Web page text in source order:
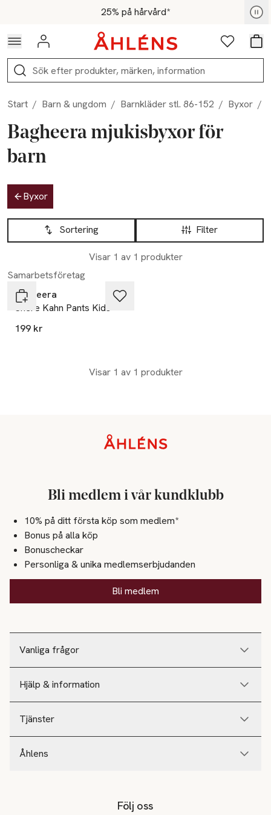
Hoppa till navigationsmenyn25% på hårvård*
För medlemmar - Shoppa nu
Logga in Favoriter
Sök
Start / Barn & ungdom / Barnkläder stl. 86-152 / Byxor /
Bagheera mjukisbyxor för
barn
Hoppa till produktsidan
Byxor
Hoppa till produktsidan
Filter
Sortering
Visar 1 av 1 produkter
Lista över produkter
Samarbetsföretag
Bagheera
Shere Kahn Pants Kids
199 kr
Visar 1 av 1 produkter
Vanliga frågor
Hjälp & information
Tjänster
Åhlens
Bli medlem i vår kundklubb
10% på ditt första köp som medlem*
Bonus på alla köp
Bonuscheckar
Personliga & unika medlemserbjudanden
Bli medlem
Följ oss